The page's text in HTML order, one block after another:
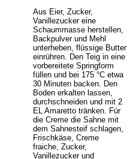
Aus Eier, Zucker,
Vanillezucker eine
Schaummasse herstellen,
Backpulver und Mehl
unterheben, flüssige Butter
einrühren. Den Teig in eine
vorbereitete Springform
füllen und bei 175 °C etwa
30 Minuten backen. Den
Boden erkalten lassen,
durchschneiden und mit 2
EL Amaretto tränken. Für
die Creme die Sahne mit
dem Sahnesteif schlagen,
Frischkäse, Creme
fraiche, Zucker,
Vanillezucker und